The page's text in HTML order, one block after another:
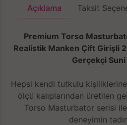
Açıklama Taksit
Premium Torso
Realistik Manken Çift Girişli 2
Gerçekçi Suni
Hepsi kendi tutkulu
ölçü kalıplarından üretilen
Torso Masturbator serisi
deneyimin